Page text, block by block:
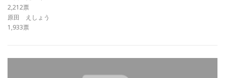
2,212票
原田 えしょう
1,933票